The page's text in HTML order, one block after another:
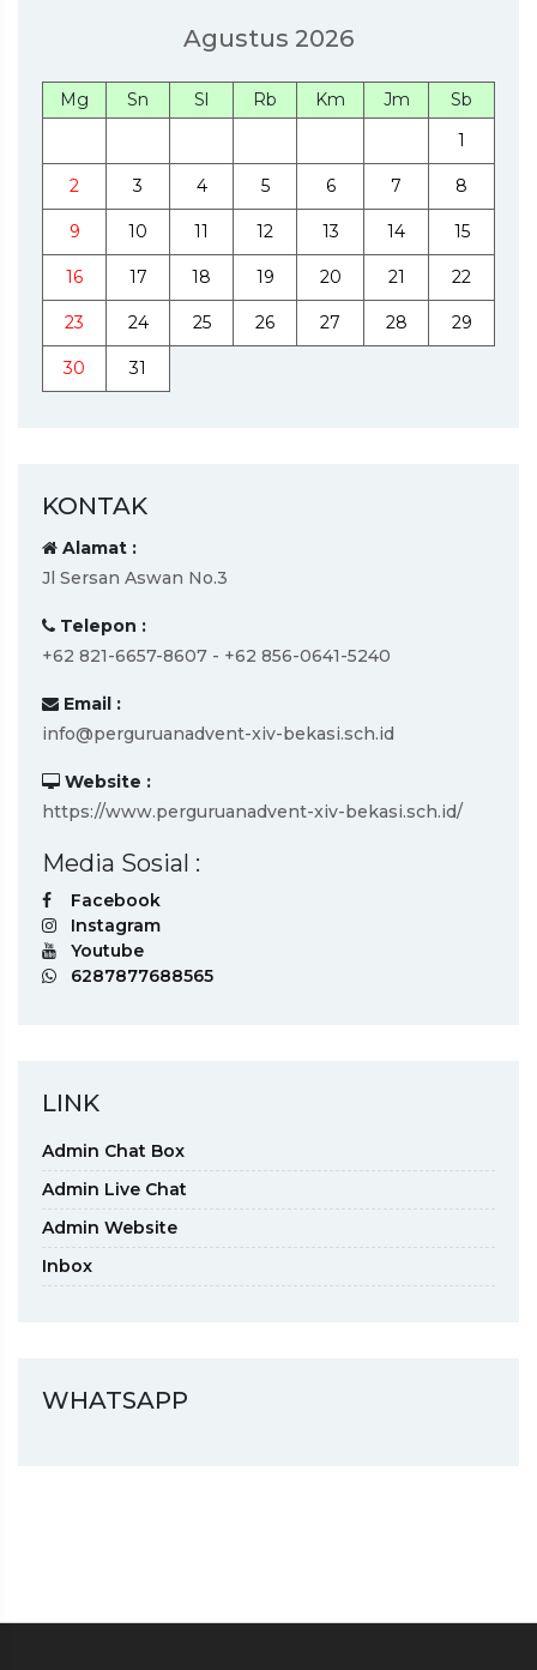
Agustus 2026
Mg Sn Sl Rb Km Jm
Sb
1
2 3 4 5 6 7 8
9 10 11 12 13 14 15
16 17 18 19 20 21 22
23 24 25 26 27 28 29
30 31
KONTAK
Alamat :
Jl Sersan Aswan No.3
Telepon :
+62 821-6657-8607 - +62 856-0641-5240
Email :
info@perguruanadvent-xiv-bekasi.sch.id
Website :
https://www.perguruanadvent-xiv-bekasi.sch.id/
Media Sosial :
Facebook
Instagram
Youtube
6287877688565
LINK
Admin Chat Box
Admin Live Chat
Admin Website
Inbox
WHATSAPP